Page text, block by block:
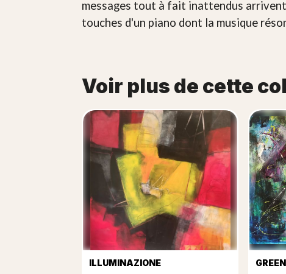
messages tout à fait inattendus
touches d'un piano dont la musique
Voir plus de cette
ILLUMINAZIONE